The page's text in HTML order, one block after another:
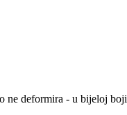
ne deformira - u bijeloj boji